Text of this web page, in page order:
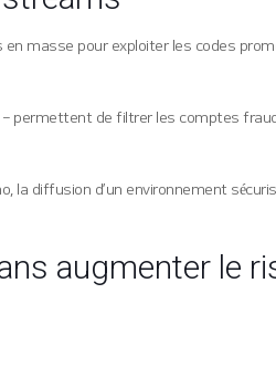
masse pour exploiter les codes
permettent de filtrer les comptes
diffusion d’un environnement
augmenter le